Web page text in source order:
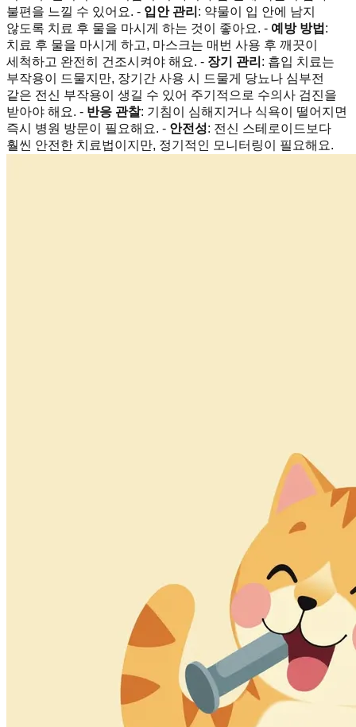
불편을 느낄 수 있어요. - 입안 관리 : 약물이 입 안에 남지
않도록 치료 후 물을 마시게 하는 것이 좋아요. - 예방 방법 :
치료 후 물을 마시게 하고, 마스크는 매번 사용 후 깨끗이
세척하고 완전히 건조시켜야 해요. - 장기 관리 : 흡입 치료는
부작용이 드물지만, 장기간 사용 시 드물게 당뇨나 심부전
같은 전신 부작용이 생길 수 있어 주기적으로 수의사 검진을
받아야 해요. - 반응 관찰: 기침이 심해지거나 식욕이 떨어지면
즉시 병원 방문이 필요해요. - 안전성: 전신 스테로이드보다
훨씬 안전한 치료법이지만, 정기적인 모니터링이 필요해요.